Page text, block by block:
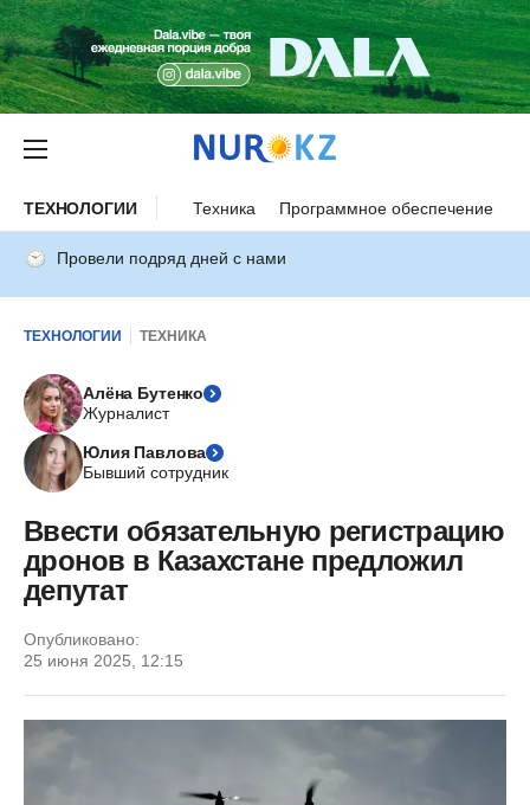
ТЕХНОЛОГИИ Техника Программное обеспечение
Провели подряд дней с нами
ТЕХНОЛОГИИ ТЕХНИКА
Алёна Бутенко
Журналист
Юлия Павлова
Бывший сотрудник
Ввести обязательную регистрацию
дронов в Казахстане предложил
депутат
Опубликовано:
25 июня 2025, 12:15